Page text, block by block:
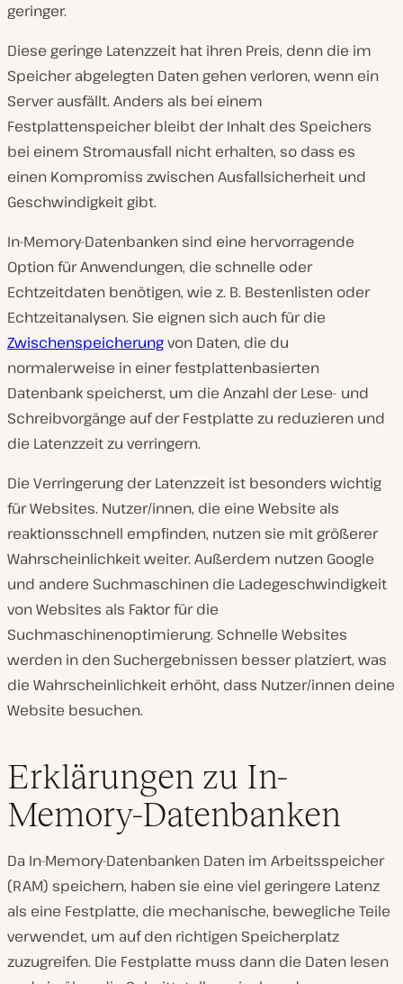
geringer.
Diese geringe Latenzzeit hat ihren Preis, denn die im
Speicher abgelegten Daten gehen verloren, wenn ein
Server ausfällt. Anders als bei einem
Festplattenspeicher bleibt der Inhalt des Speichers
bei einem Stromausfall nicht erhalten, so dass es
einen Kompromiss zwischen Ausfallsicherheit und
Geschwindigkeit gibt.
In-Memory-Datenbanken sind eine hervorragende
Option für Anwendungen, die schnelle oder
Echtzeitdaten benötigen, wie z. B. Bestenlisten oder
Echtzeitanalysen. Sie eignen sich auch für die
Zwischenspeicherungvon Daten, die du
normalerweise in einer festplattenbasierten
Datenbank speicherst, um die Anzahl der Lese- und
Schreibvorgänge auf der Festplatte zu reduzieren und
die Latenzzeit zu verringern.
Die Verringerung der Latenzzeit ist besonders wichtig
für Websites. Nutzer/innen, die eine Website als
reaktionsschnell empfinden, nutzen sie mit größerer
Wahrscheinlichkeit weiter. Außerdem nutzen Google
und andere Suchmaschinen die Ladegeschwindigkeit
von Websites als Faktor für die
Suchmaschinenoptimierung. Schnelle Websites
werden in den Suchergebnissen besser platziert, was
die Wahrscheinlichkeit erhöht, dass Nutzer/innen deine
Website besuchen.
Erklärungen zu In-
Memory-Datenbanken
Da In-Memory-Datenbanken Daten im Arbeitsspeicher
(RAM) speichern, haben sie eine viel geringere Latenz
als eine Festplatte, die mechanische, bewegliche Teile
verwendet, um auf den richtigen Speicherplatz
zuzugreifen. Die Festplatte muss dann die Daten lesen